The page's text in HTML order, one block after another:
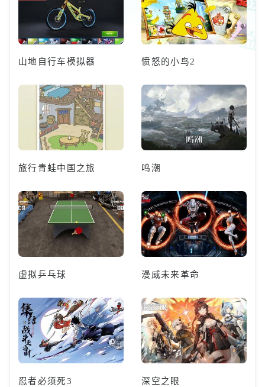
简易、方便后登场透过与伙伴交
流、训练，培养出专属原创角
山地自行车模拟器 愤怒的小鸟2
旅行青蛙中国之旅 鸣潮
虚拟乒乓球 漫威未来革命
忍者必须死3 深空之眼